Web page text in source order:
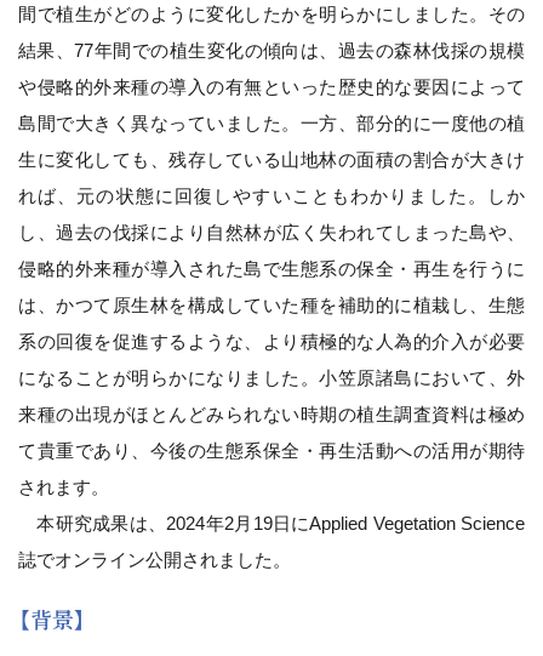
間で植生がどのように変化したかを明らかにしました。その
結果、77年間での植生変化の傾向は、過去の森林伐採の規模
や侵略的外来種の導入の有無といった歴史的な要因によって
島間で大きく異なっていました。一方、部分的に一度他の植
生に変化しても、残存している山地林の面積の割合が大きけ
れば、元の状態に回復しやすいこともわかりました。しか
し、過去の伐採により自然林が広く失われてしまった島や、
侵略的外来種が導入された島で生態系の保全・再生を行うに
は、かつて原生林を構成していた種を補助的に植栽し、生態
系の回復を促進するような、より積極的な人為的介入が必要
になることが明らかになりました。小笠原諸島において、外
来種の出現がほとんどみられない時期の植生調査資料は極め
て貴重であり、今後の生態系保全・再生活動への活用が期待
されます。
本研究成果は、2024年2月19日にApplied Vegetation Science
誌でオンライン公開されました。
【背景】